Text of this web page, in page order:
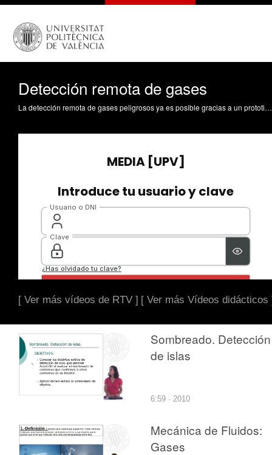
Detección remota de gases
La detección remota de gases peligrosos ya es posible gracias a un prototipo que han diseñado investigadores de la Universitat Politècnica de València y la Universidad Politécnica de Madrid. El prototipo se comporta como una nariz electrónica que utiliza sensores que cambian de color ante la presencia de un determinado gas.
[ Ver más vídeos de RTV ] [ Ver más Vídeos didácticos
Sombreado. Detección
de islas
6:59 · 2010
Mecánica de Fluidos:
Gases